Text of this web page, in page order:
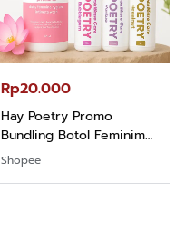
Rp20.000
Hay Poetry Promo
Bundling Botol Feminim
Care Perawatan
Keputihan Kewanitaan
Shopee